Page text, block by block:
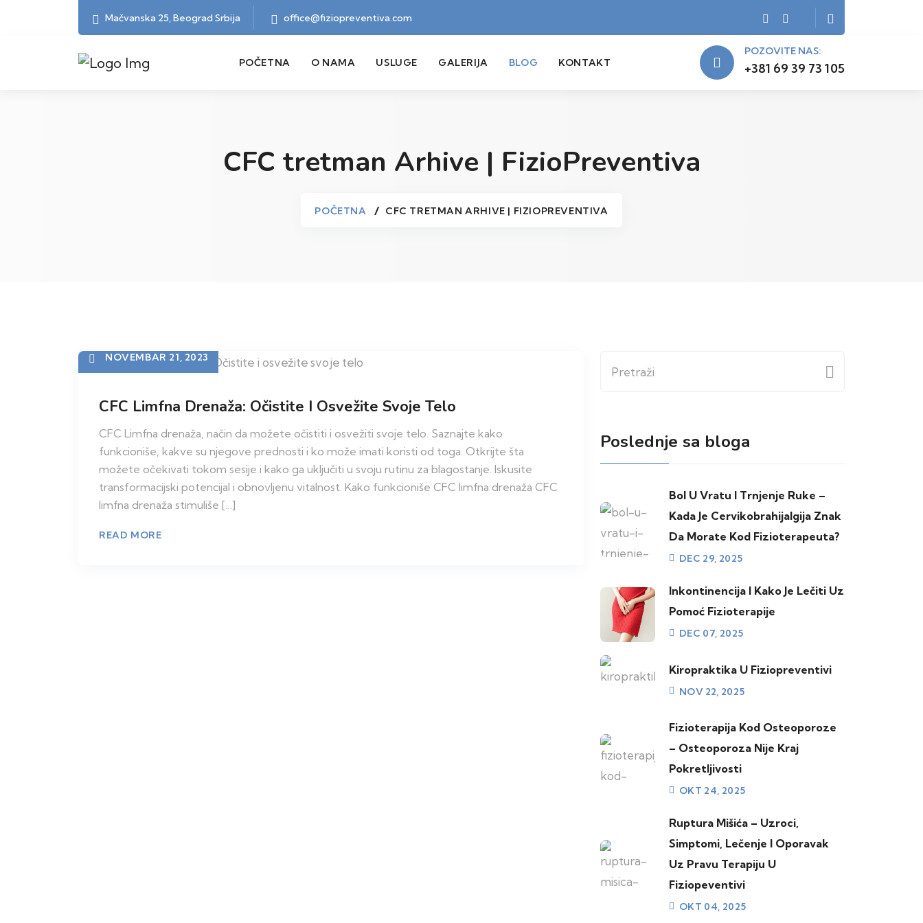
Mačvanska 25, Beograd Srbija office@fiziopreventiva.com
POČETNA O NAMA USLUGE GALERIJA BLOG KONTAKT
POZOVITE NAS:
+381 69 39 73 105
CFC tretman Arhive | FizioPreventiva
POČETNA CFC TRETMAN ARHIVE | FIZIOPREVENTIVA
NOVEMBAR 21, 2023
CFC Limfna Drenaža: Očistite I Osvežite Svoje Telo
CFC Limfna drenaža, način da možete očistiti i osvežiti svoje telo. Saznajte kako
funkcioniše, kakve su njegove prednosti i ko može imati koristi od toga. Otkrijte šta
možete očekivati tokom sesije i kako ga uključiti u svoju rutinu za blagostanje. Iskusite
transformacijski potencijal i obnovljenu vitalnost. Kako funkcioniše CFC limfna drenaža CFC
limfna drenaža stimuliše […]
READ MORE
Poslednje sa bloga
Bol U Vratu I Trnjenje Ruke –
Kada Je Cervikobrahijalgija Znak
Da Morate Kod Fizioterapeuta?
DEC 29, 2025
Inkontinencija I Kako Je Lečiti Uz
Pomoć Fizioterapije
DEC 07, 2025
Kiropraktika U Fiziopreventivi
NOV 22, 2025
Fizioterapija Kod Osteoporoze
– Osteoporoza Nije Kraj
Pokretljivosti
OKT 24, 2025
Ruptura Mišića – Uzroci,
Simptomi, Lečenje I Oporavak
Uz Pravu Terapiju U
Fiziopeventivi
OKT 04, 2025